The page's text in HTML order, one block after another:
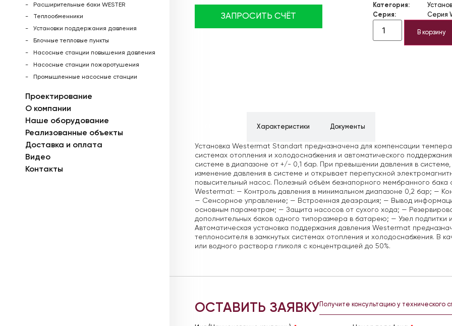
Расширительные баки WESTER
Теплообменники
Установки поддержания давления
Блочные тепловые пункты
Насосные станции повышения давления
Насосные станции пожаротушения
Промышленные насосные станции
Проектирование
О компании
Наше оборудование
Реализованные объекты
Доставка и оплата
Видео
Контакты
ЗАПРОСИТЬ СЧЁТ
Категория:
Серия:
Серия
В корзину
Характеристики Документы
Установка Westermat Standart предназначена для компенсации
системах отопления и холодоснабжения и автоматического
системе в диапазоне от +/- 0,1 бар. При превышении давления в
изменение давления в системе и открывает перепускной
повысительный насос. Полезный объём безнапорного мембранного бака
Westermat: — Контроль давления в минимальном диапазоне 0,2 бар; —
— Сенсорное управление; — Встроенная деаэрация; — Вывод
основным параметрам; — Защита насосов от сухого хода; —
дополнительных баков одного типоразмера в батарею; — Узел подпитки
Автоматическая установка поддержания давления Westermat
теплоносителя в замкнутых системах отопления и холодоснабжения. В
или водного раствора гликоля с концентрацией до 50%.
ОСТАВИТЬ ЗАЯВКУ Получите консультацию у технического